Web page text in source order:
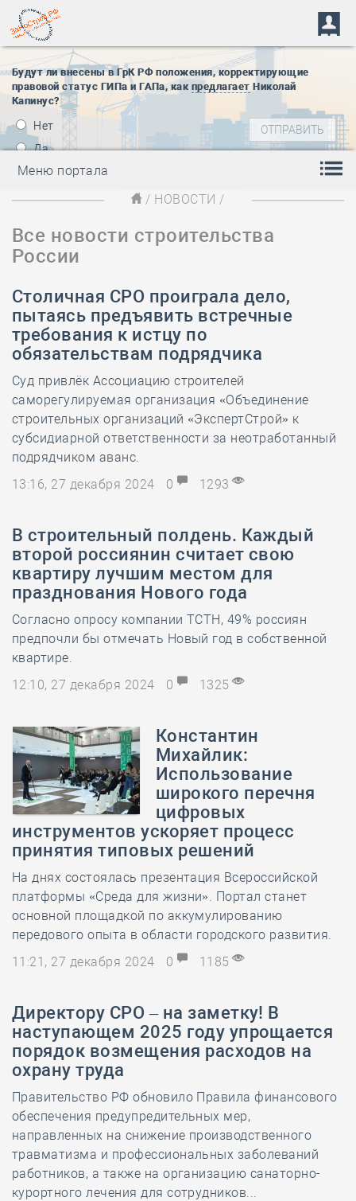
Будут ли внесены в ГрК РФ положения, корректирующие
правовой статус ГИПа и ГАПа, как предлагает Николай
Капинус?
Нет
Да
Меню портала
/ НОВОСТИ /
Все новости строительства
России
Столичная СРО проиграла дело,
пытаясь предъявить встречные
требования к истцу по
обязательствам подрядчика
Суд привлёк Ассоциацию строителей
саморегулируемая организация «Объединение
строительных организаций «ЭкспертСтрой» к
субсидиарной ответственности за неотработанный
подрядчиком аванс.
13:16, 27 декабря 2024
0 1293
В строительный полдень. Каждый
второй россиянин считает свою
квартиру лучшим местом для
празднования Нового года
Согласно опросу компании ТСТН, 49% россиян
предпочли бы отмечать Новый год в собственной
квартире.
12:10, 27 декабря 2024
0 1325
Константин
Михайлик:
Использование
широкого перечня
цифровых
инструментов ускоряет процесс
принятия типовых решений
На днях состоялась презентация Всероссийской
платформы «Среда для жизни». Портал станет
основной площадкой по аккумулированию
передового опыта в области городского развития.
11:21, 27 декабря 2024
0 1185
Директору СРО – на заметку! В
наступающем 2025 году упрощается
порядок возмещения расходов на
охрану труда
Правительство РФ обновило Правила финансового
обеспечения предупредительных мер,
направленных на снижение производственного
травматизма и профессиональных заболеваний
работников, а также на организацию санаторно-
курортного лечения для сотрудников...